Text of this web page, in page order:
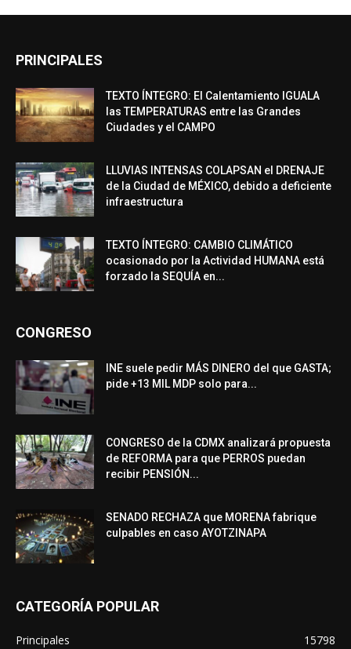
PRINCIPALES
TEXTO ÍNTEGRO: El Calentamiento IGUALA
las TEMPERATURAS entre las Grandes
Ciudades y el CAMPO
LLUVIAS INTENSAS COLAPSAN el DRENAJE
de la Ciudad de MÉXICO, debido a deficiente
infraestructura
TEXTO ÍNTEGRO: CAMBIO CLIMÁTICO
ocasionado por la Actividad HUMANA está
forzado la SEQUÍA en...
CONGRESO
INE suele pedir MÁS DINERO del que GASTA;
pide +13 MIL MDP solo para...
CONGRESO de la CDMX analizará propuesta
de REFORMA para que PERROS puedan
recibir PENSIÓN...
SENADO RECHAZA que MORENA fabrique
culpables en caso AYOTZINAPA
CATEGORÍA POPULAR
Principales
15798